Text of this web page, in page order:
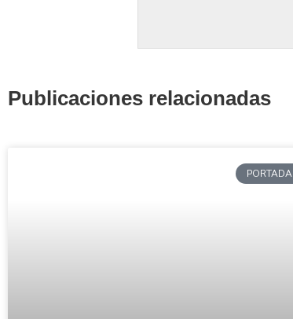
Publicaciones relacionadas
PORTADA